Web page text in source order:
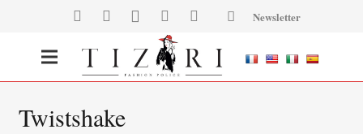
Newsletter
Twistshake